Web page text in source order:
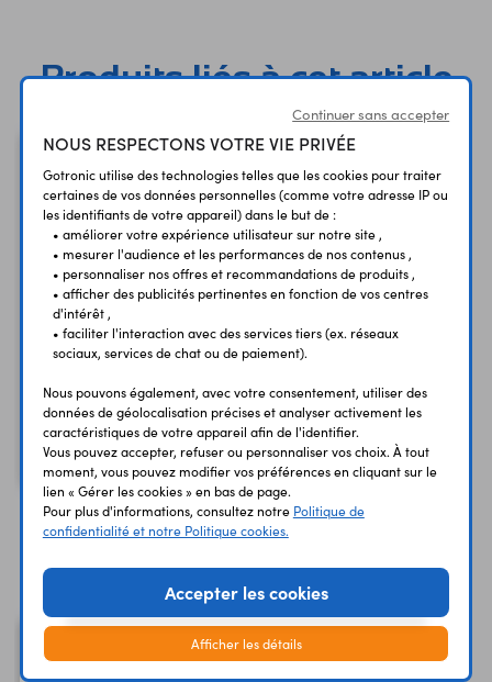
Produits liés à cet article
Outil de pose 3297/99
sécurité
38,90 € TTC
32,42 € Code : 08319
Vous avez déja consulté
Continuer sans accepter
NOUS RESPECTONS VOTRE VIE PRIVÉE
Gotronic utilise des technologies telles que les cookies pour traiter
certaines de vos données personnelles (comme votre adresse IP ou
les identifiants de votre appareil) dans le but de :
• améliorer votre expérience utilisateur sur notre site ,
• mesurer l'audience et les performances de nos contenus ,
• personnaliser nos offres et recommandations de produits ,
• afficher des publicités pertinentes en fonction de vos centres
d'intérêt ,
• faciliter l'interaction avec des services tiers (ex. réseaux
sociaux, services de chat ou de paiement).
Nous pouvons également, avec votre consentement, utiliser des
données de géolocalisation précises et analyser activement les
caractéristiques de votre appareil afin de l'identifier.
Vous pouvez accepter, refuser ou personnaliser vos choix. À tout
moment, vous pouvez modifier vos préférences en cliquant sur le
lien « Gérer les cookies » en bas de page.
Pour plus d'informations, consultez notre Politique de
confidentialité et notre Politique cookies.
Accepter les cookies
Afficher les détails